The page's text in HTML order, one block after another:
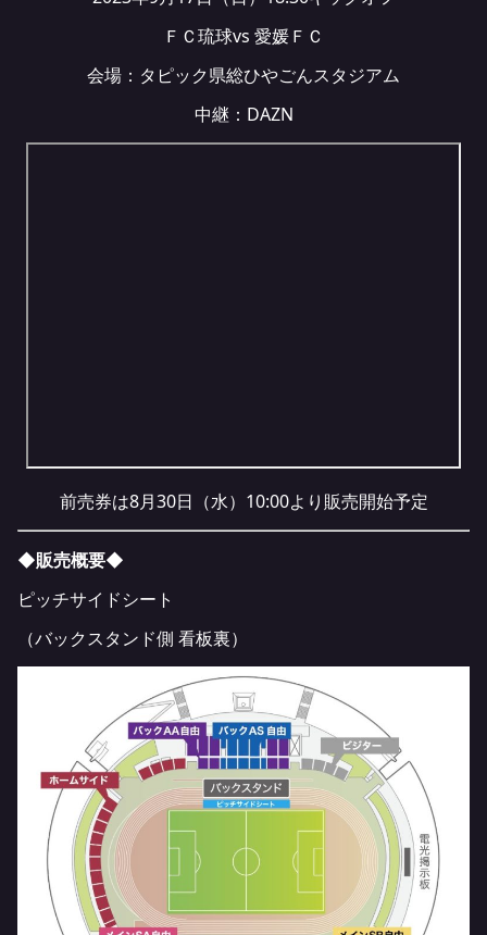
ＦＣ琉球vs 愛媛ＦＣ
会場：タピック県総ひやごんスタジアム
中継： DAZN
前売券は8月30日（水）10:00より販売開始予定
◆販売概要◆
ピッチサイドシート
（バックスタンド側 看板裏）